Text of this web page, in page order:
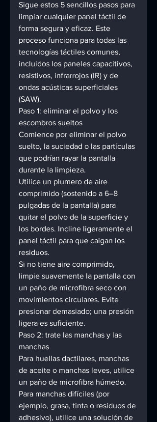
Sigue estos 5 sencillos pasos para
limpiar cualquier panel táctil de
forma segura y eficaz. Este
proceso funciona para todas las
tecnologías táctiles comunes,
incluidos los paneles capacitivos,
resistivos, infrarrojos (IR) y de
ondas acústicas superficiales
(SAW).
Paso 1: eliminar el polvo y los
escombros sueltos
Comience por eliminar el polvo
suelto, la suciedad o las partículas
que podrían rayar la pantalla
durante la limpieza.
Utilice un plumero de aire
comprimido (sostenido a 6–8
pulgadas de la pantalla) para
quitar el polvo de la superficie y
los bordes. Incline ligeramente el
panel táctil para que caigan los
residuos.
Si no tiene aire comprimido,
limpie suavemente la pantalla con
un paño de microfibra seco con
movimientos circulares. Evite
presionar demasiado; una presión
ligera es suficiente.
Paso 2: trate las manchas y las
manchas
Para huellas dactilares, manchas
de aceite o manchas leves, utilice
un paño de microfibra húmedo.
Para manchas difíciles (por
ejemplo, grasa, tinta o residuos de
adhesivo), utilice una solución de